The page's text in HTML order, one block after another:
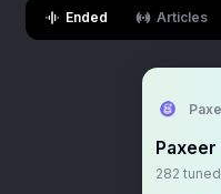
Ended Articles
282